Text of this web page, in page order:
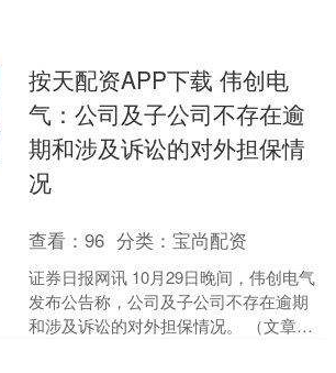
按天配资APP下载 伟创电
气：公司及子公司不存在逾
期和涉及诉讼的对外担保情
况
查看：96 分类：宝尚配资
证券日报网讯 10月29日晚间，伟创电气
发布公告称，公司及子公司不存在逾期
和涉及诉讼的对外担保情况。 （文章来